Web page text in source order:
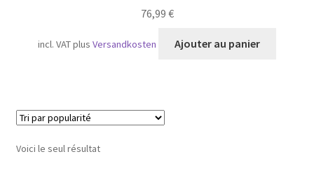
76,99 €
incl. VATplusVersandkosten Ajouter au panier
Voici le seul résultat